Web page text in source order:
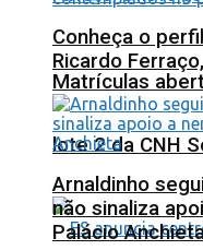
Matrículas
lote 2 da CNH
Conheça o
Ricardo
Arnaldinho
não sinaliza
Palácio